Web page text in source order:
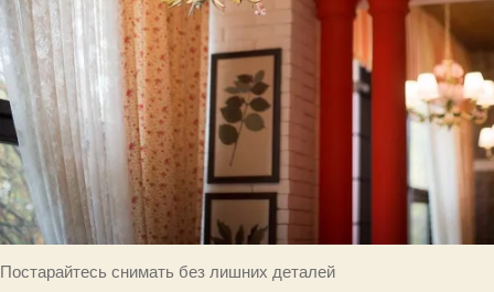
Постарайтесь снимать без лишних деталей